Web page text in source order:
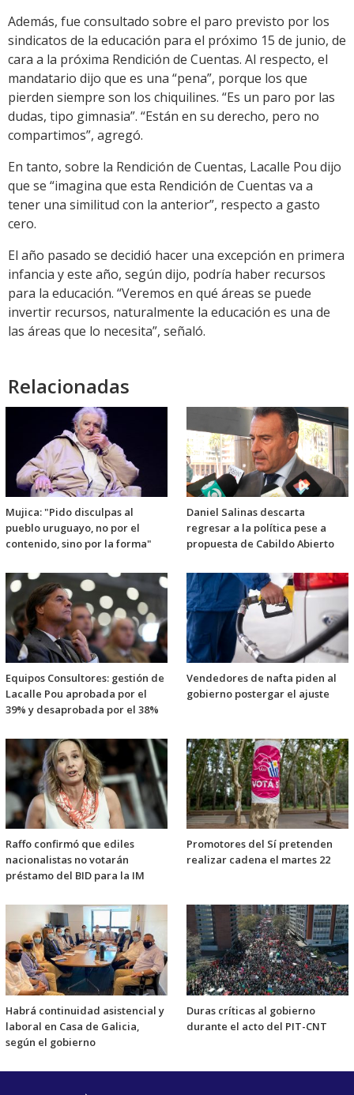
Además, fue consultado sobre el paro previsto por los
sindicatos de la educación para el próximo 15 de junio, de
cara a la próxima Rendición de Cuentas. Al respecto, el
mandatario dijo que es una “pena”, porque los que
pierden siempre son los chiquilines. “Es un paro por las
dudas, tipo gimnasia”. “Están en su derecho, pero no
compartimos”, agregó.
En tanto, sobre la Rendición de Cuentas, Lacalle Pou dijo
que se “imagina que esta Rendición de Cuentas va a
tener una similitud con la anterior”, respecto a gasto
cero.
El año pasado se decidió hacer una excepción en primera
infancia y este año, según dijo, podría haber recursos
para la educación. “Veremos en qué áreas se puede
invertir recursos, naturalmente la educación es una de
las áreas que lo necesita”, señaló.
Relacionadas
Mujica: "Pido disculpas al
pueblo uruguayo, no por el
contenido, sino por la forma"
Daniel Salinas descarta
regresar a la política pese a
propuesta de Cabildo Abierto
Equipos Consultores: gestión de
Lacalle Pou aprobada por el
39% y desaprobada por el 38%
Vendedores de nafta piden al
gobierno postergar el ajuste
Raffo confirmó que ediles
nacionalistas no votarán
préstamo del BID para la IM
Promotores del Sí pretenden
realizar cadena el martes 22
Habrá continuidad asistencial y
laboral en Casa de Galicia,
según el gobierno
Duras críticas al gobierno
durante el acto del PIT-CNT